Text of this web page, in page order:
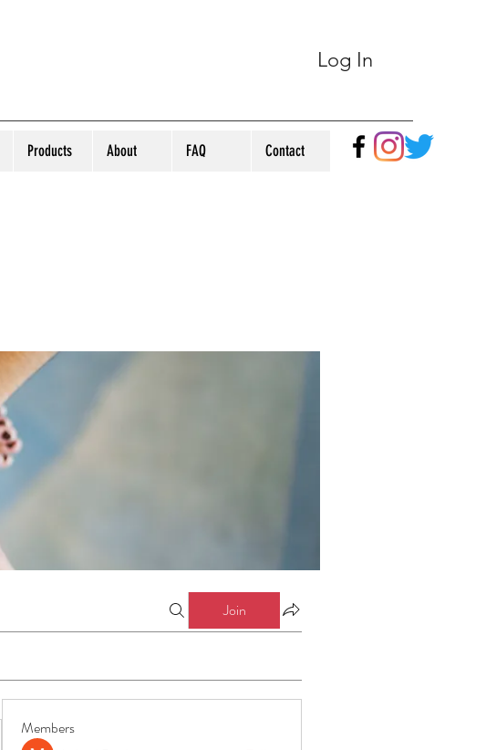
Log In
Products About FAQ Contact
Join
Members